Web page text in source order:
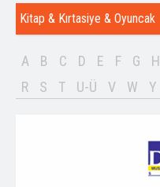
Kitap & Kırtasiye & Oyuncak
A B C D E F G H
R
S T U-Ü V W Y